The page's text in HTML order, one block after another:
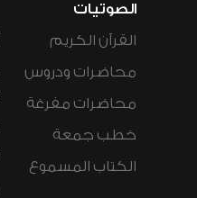
الصوتيات
القرآن الكريم
محاضرات ودروس
محاضرات مفرغة
خطب جمعة
الكتاب المسموع